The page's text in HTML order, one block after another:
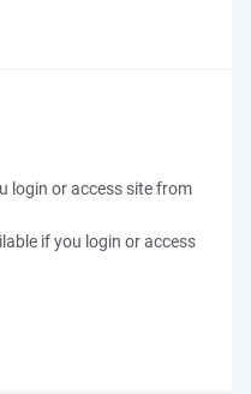
login or access site from
if you login or access